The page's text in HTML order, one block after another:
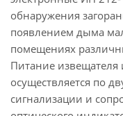
обнаружения
появлением дыма
помещениях
Питание извещателя
осуществляется по
сигнализации и